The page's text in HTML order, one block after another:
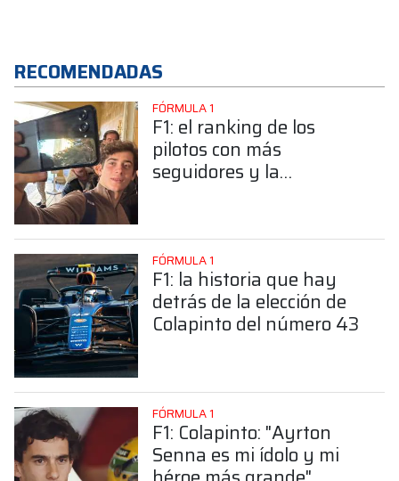
RECOMENDADAS
FÓRMULA 1
F1: el ranking de los
pilotos con más
seguidores y la
FÓRMULA 1
F1: la historia que hay
detrás de la elección de
Colapinto del número 43
FÓRMULA 1
F1: Colapinto: "Ayrton
Senna es mi ídolo y mi